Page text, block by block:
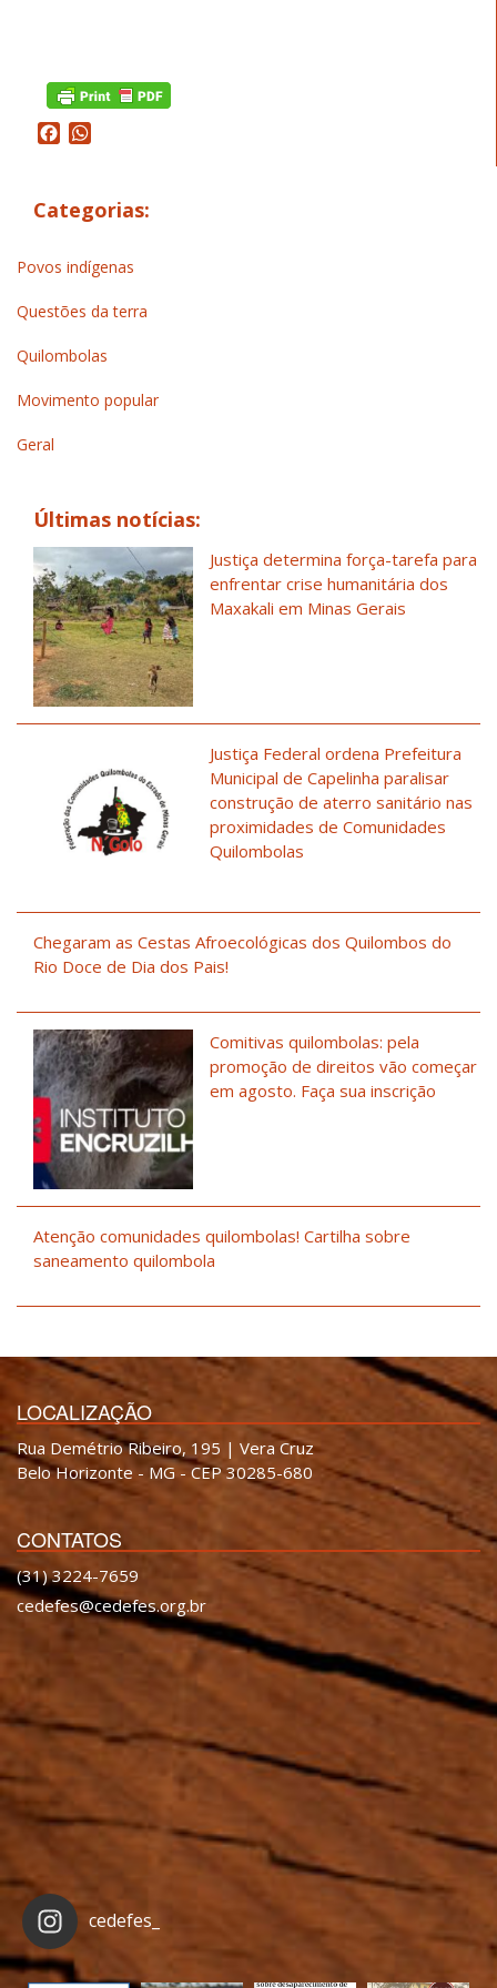
Facebook
Categorias:
Povos indígenas
Questões da terra
Quilombolas
Movimento popular
Geral
Últimas notícias:
Justiça determina força-tarefa para
enfrentar crise humanitária dos
Maxakali em Minas Gerais
Justiça Federal ordena Prefeitura
Municipal de Capelinha paralisar
construção de aterro sanitário nas
proximidades de Comunidades
Quilombolas
Chegaram as Cestas Afroecológicas dos Quilombos do
Rio Doce de Dia dos Pais!
Comitivas quilombolas: pela
promoção de direitos vão começar
em agosto. Faça sua inscrição
Atenção comunidades quilombolas! Cartilha sobre
saneamento quilombola
LOCALIZAÇÃO
Rua Demétrio Ribeiro, 195 | Vera Cruz
Belo Horizonte - MG - CEP 30285-680
CONTATOS
(31) 3224-7659
cedefes@cedefes.org.br
cedefes_